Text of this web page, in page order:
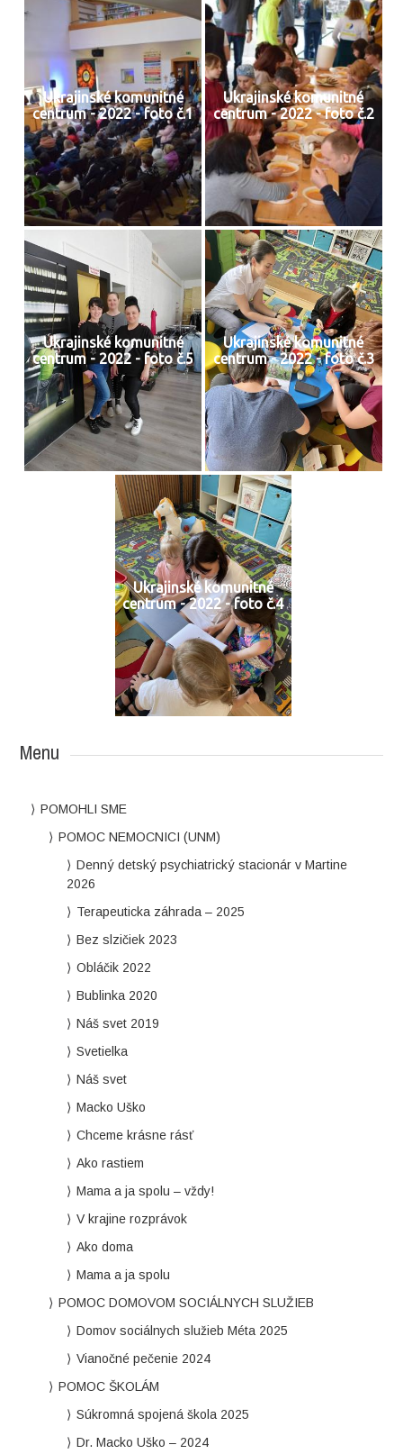
Ukrajinské komunitné
centrum - 2022 - foto č.1
Ukrajinské komunitné
centrum - 2022 - foto č.2
Ukrajinské komunitné
centrum - 2022 - foto č.5
Ukrajinské komunitné
centrum - 2022 - foto č.3
Ukrajinské komunitné
centrum - 2022 - foto č.4
Menu
POMOHLI SME
POMOC NEMOCNICI (UNM)
Denný detský psychiatrický stacionár v Martine
2026
Terapeuticka záhrada – 2025
Bez slzičiek 2023
Obláčik 2022
Bublinka 2020
Náš svet 2019
Svetielka
Náš svet
Macko Uško
Chceme krásne rásť
Ako rastiem
Mama a ja spolu – vždy!
V krajine rozprávok
Ako doma
Mama a ja spolu
POMOC DOMOVOM SOCIÁLNYCH SLUŽIEB
Domov sociálnych služieb Méta 2025
Vianočné pečenie 2024
POMOC ŠKOLÁM
Súkromná spojená škola 2025
Dr. Macko Uško – 2024